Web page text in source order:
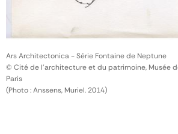
Ars Architectonica - Série Fontaine de Neptune
© Cité de l'architecture et du patrimoine, Musée
Paris
(Photo : Anssens, Muriel. 2014)